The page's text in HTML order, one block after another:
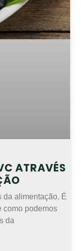
ATRAVÉS
da alimentação. É
como podemos
da